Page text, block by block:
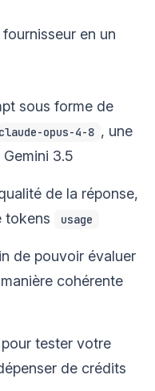
en un
sous forme de
claude-opus-4-8 , une
3.5
de la réponse,
tokens
usage
de pouvoir évaluer
cohérente
tester votre
de crédits